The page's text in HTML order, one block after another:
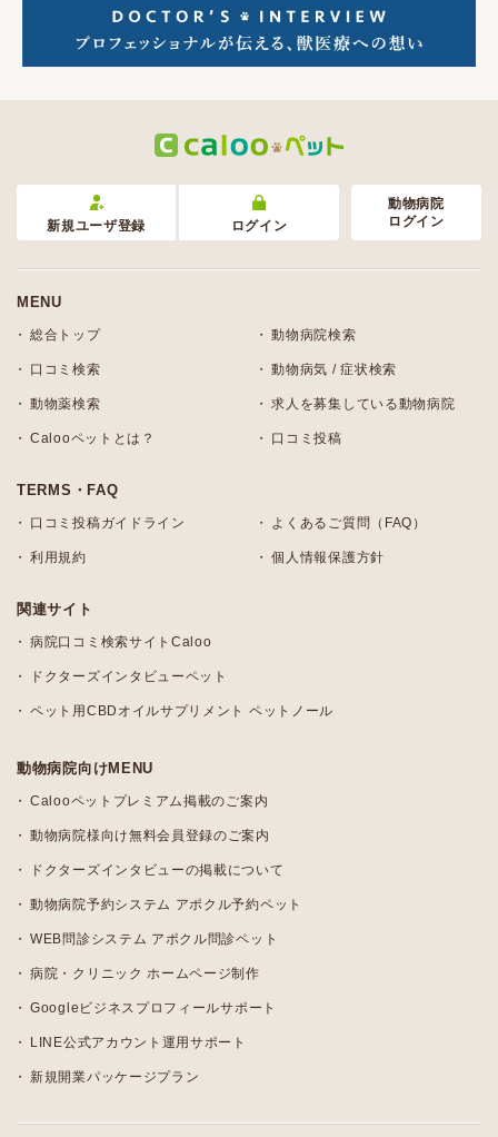
新規ユーザ登録 ログイン
動物病院
ログイン
MENU
総合トップ 動物病院検索
口コミ検索 動物病気 / 症状検索
動物薬検索 求人を募集している動物病院
Calooペットとは？ 口コミ投稿
TERMS・FAQ
口コミ投稿ガイドライン よくあるご質問（FAQ）
利用規約 個人情報保護方針
関連サイト
病院口コミ検索サイトCaloo
ドクターズインタビューペット
ペット用CBDオイルサプリメント ペットノール
動物病院向けMENU
Calooペットプレミアム掲載のご案内
動物病院様向け無料会員登録のご案内
ドクターズインタビューの掲載について
動物病院予約システム アポクル予約ペット
WEB問診システム アポクル問診ペット
病院・クリニック ホームページ制作
Googleビジネスプロフィールサポート
LINE公式アカウント運用サポート
新規開業パッケージプラン